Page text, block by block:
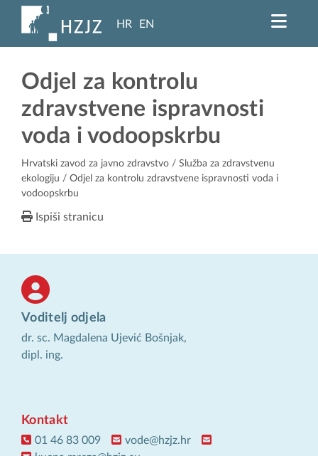
HR EN
Odjel za kontrolu
zdravstvene ispravnosti
voda i vodoopskrbu
Hrvatski zavod za javno zdravstvo / Služba za zdravstvenu
ekologiju / Odjel za kontrolu zdravstvene ispravnosti voda i
vodoopskrbu
Ispiši stranicu
Voditelj odjela
dr. sc. Magdalena Ujević Bošnjak,
dipl. ing.
Kontakt
01 46 83 009
vode@hzjz.hr